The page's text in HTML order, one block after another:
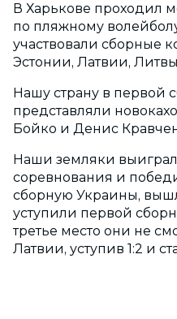
В Харькове проходил
по пляжному
участвовали сборные
Эстонии, Латвии,
Нашу страну в
представляли
Бойко и Денис
Наши земляки
соревнования и
сборную Украины,
уступили первой
третье место они не
Латвии, уступив 1:2 и